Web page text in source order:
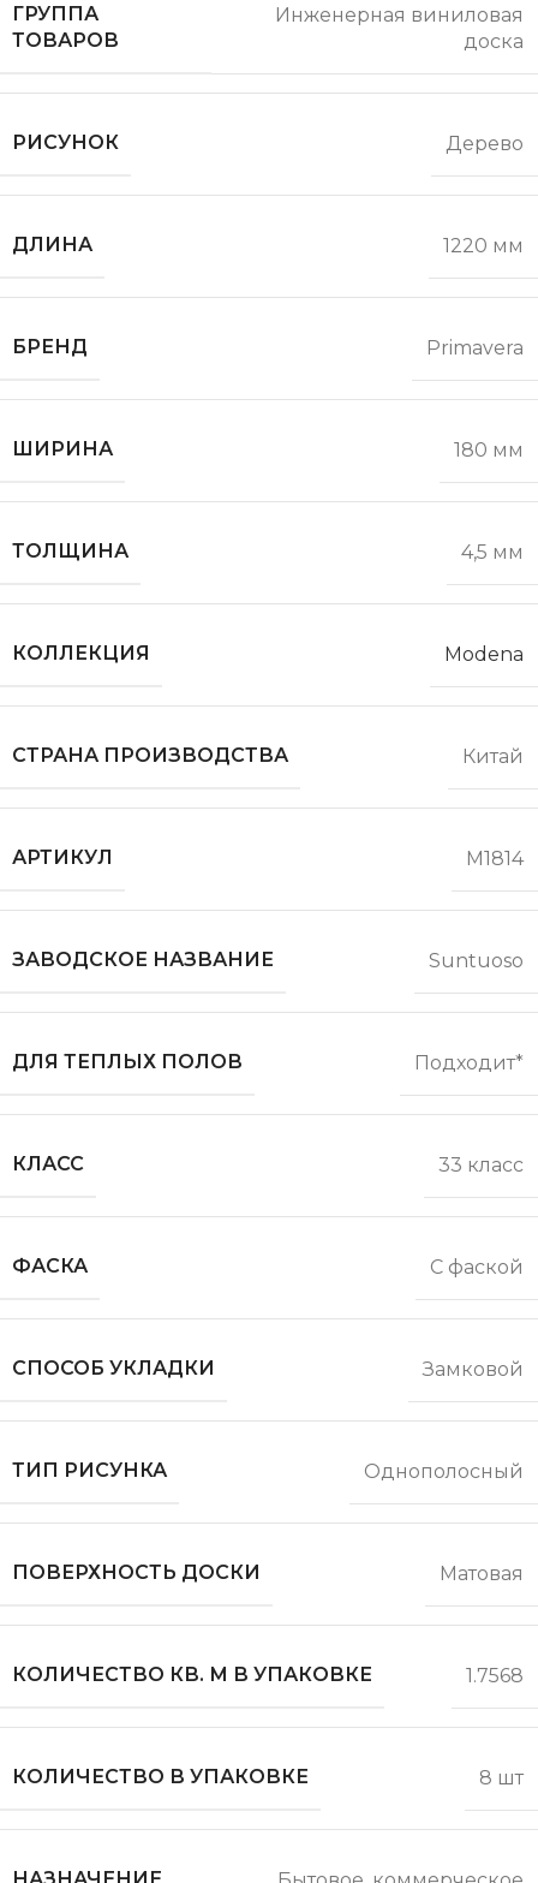
ГРУППА
ТОВАРОВ
Инженерная виниловая
доска
РИСУНОК Дерево
ДЛИНА 1220 мм
БРЕНД Primavera
ШИРИНА 180 мм
ТОЛЩИНА 4,5 мм
КОЛЛЕКЦИЯ Modena
СТРАНА ПРОИЗВОДСТВА Китай
АРТИКУЛ M1814
ЗАВОДСКОЕ НАЗВАНИЕ Suntuoso
ДЛЯ ТЕПЛЫХ ПОЛОВ Подходит*
КЛАСС 33 класс
ФАСКА С фаской
СПОСОБ УКЛАДКИ Замковой
ТИП РИСУНКА Однополосный
ПОВЕРХНОСТЬ ДОСКИ Матовая
КОЛИЧЕСТВО КВ. М В УПАКОВКЕ 1.7568
КОЛИЧЕСТВО В УПАКОВКЕ 8 шт